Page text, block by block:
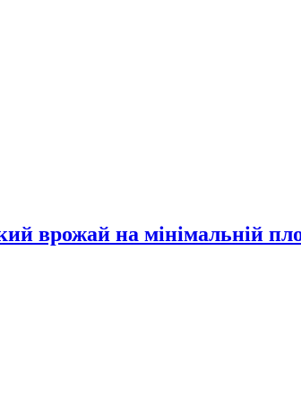
врожай на мінімальній